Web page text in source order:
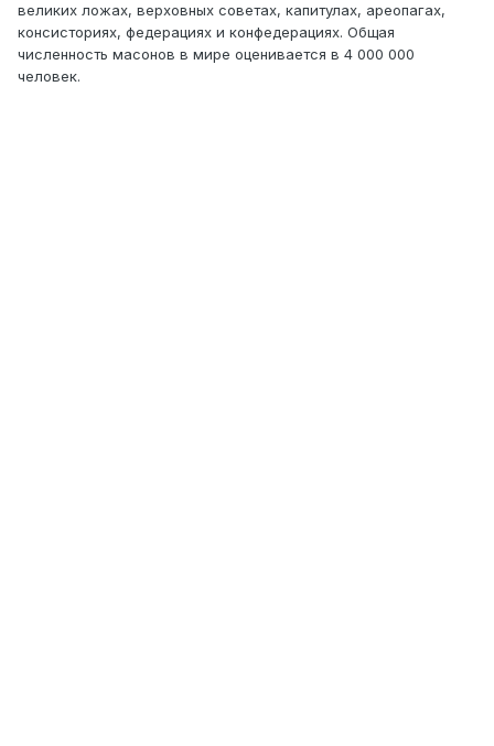
великих ложах, верховных советах, капитулах, ареопагах,
консисториях, федерациях и конфедерациях. Общая
численность масонов в мире оценивается в 4 000 000
человек.